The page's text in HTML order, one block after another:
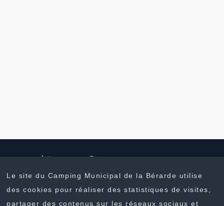
Le site du Camping Municipal de la Bérarde utilise
des cookies pour réaliser des statistiques de visites,
partager des contenus sur les réseaux sociaux et